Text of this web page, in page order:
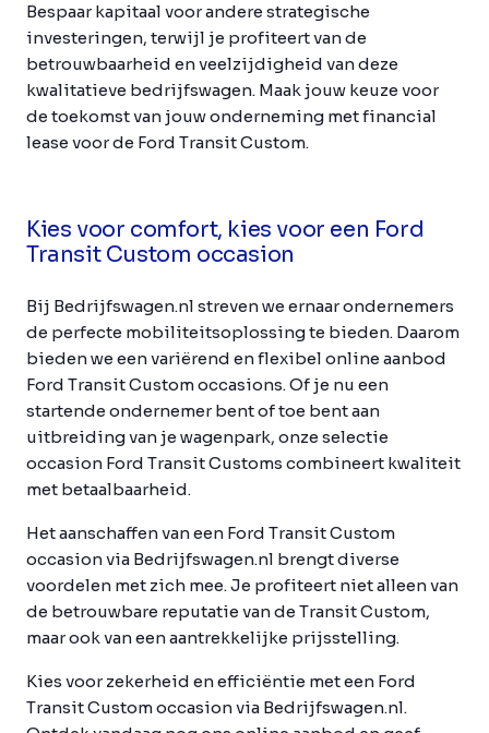
Bespaar kapitaal voor andere strategische
investeringen, terwijl je profiteert van de
betrouwbaarheid en veelzijdigheid van deze
kwalitatieve bedrijfswagen. Maak jouw keuze voor
de toekomst van jouw onderneming met financial
lease voor de Ford Transit Custom.
Kies voor comfort, kies voor een Ford
Transit Custom occasion
Bij Bedrijfswagen.nl streven we ernaar ondernemers
de perfecte mobiliteitsoplossing te bieden. Daarom
bieden we een variërend en flexibel online aanbod
Ford Transit Custom occasions. Of je nu een
startende ondernemer bent of toe bent aan
uitbreiding van je wagenpark, onze selectie
occasion Ford Transit Customs combineert kwaliteit
met betaalbaarheid.
Het aanschaffen van een Ford Transit Custom
occasion via Bedrijfswagen.nl brengt diverse
voordelen met zich mee. Je profiteert niet alleen van
de betrouwbare reputatie van de Transit Custom,
maar ook van een aantrekkelijke prijsstelling.
Kies voor zekerheid en efficiëntie met een Ford
Transit Custom occasion via Bedrijfswagen.nl.